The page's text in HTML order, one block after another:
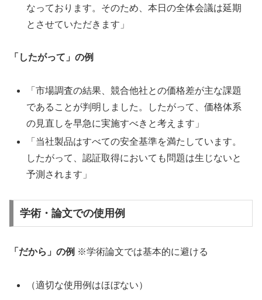
なっております。そのため、本日の全体会議は延期
とさせていただきます」
「したがって」の例
「市場調査の結果、競合他社との価格差が主な課題
であることが判明しました。したがって、価格体系
の見直しを早急に実施すべきと考えます」
「当社製品はすべての安全基準を満たしています。
したがって、認証取得においても問題は生じないと
予測されます」
学術・論文での使用例
「だから」の例 ※学術論文では基本的に避ける
（適切な使用例はほぼない）